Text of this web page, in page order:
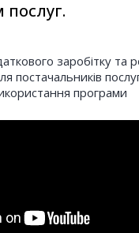
заробітку та
постачальників
програми